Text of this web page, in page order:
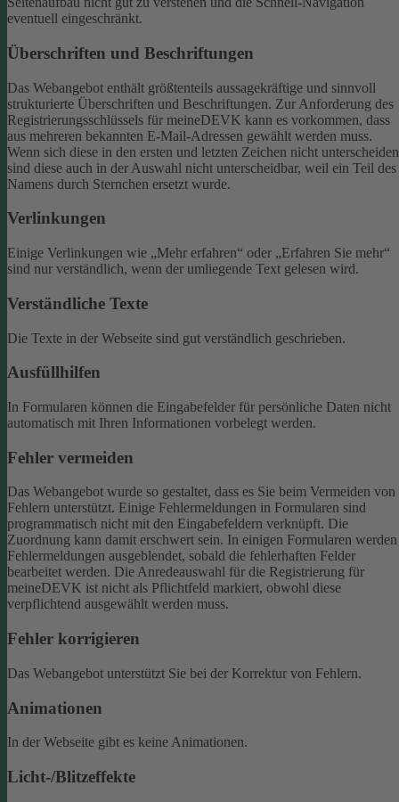
eventuell eingeschränkt.
Überschriften und Beschriftungen
Das Webangebot enthält größtenteils aussagekräftige und sinnvoll
strukturierte Überschriften und Beschriftungen. Zur Anforderung des
Registrierungsschlüssels für meineDEVK kann es vorkommen, dass
aus mehreren bekannten E-Mail-Adressen gewählt werden muss.
Wenn sich diese in den ersten und letzten Zeichen nicht
sind diese auch in der Auswahl nicht unterscheidbar, weil ein Teil des
Namens durch Sternchen ersetzt wurde.
Verlinkungen
Einige Verlinkungen wie „Mehr erfahren“ oder „Erfahren Sie mehr“
sind nur verständlich, wenn der umliegende Text gelesen wird.
Verständliche Texte
Die Texte in der Webseite sind gut verständlich geschrieben.
Ausfüllhilfen
In Formularen können die Eingabefelder für persönliche Daten nicht
automatisch mit Ihren Informationen vorbelegt werden.
Fehler vermeiden
Das Webangebot wurde so gestaltet, dass es Sie beim Vermeiden von
Fehlern unterstützt. Einige Fehlermeldungen in Formularen sind
programmatisch nicht mit den Eingabefeldern verknüpft. Die
Zuordnung kann damit erschwert sein. In einigen Formularen werden
Fehlermeldungen ausgeblendet, sobald die fehlerhaften Felder
bearbeitet werden. Die Anredeauswahl für die Registrierung für
meineDEVK ist nicht als Pflichtfeld markiert, obwohl diese
verpflichtend ausgewählt werden muss.
Fehler korrigieren
Das Webangebot unterstützt Sie bei der Korrektur von Fehlern.
Animationen
In der Webseite gibt es keine Animationen.
Licht-/Blitzeffekte